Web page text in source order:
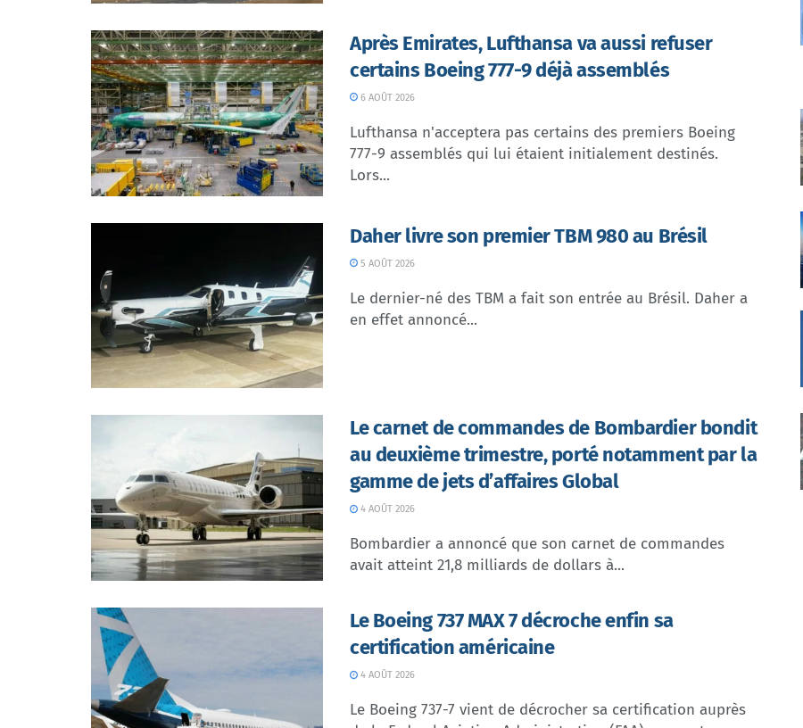
Après Emirates, Lufthansa va aussi refuser
certains Boeing 777-9 déjà assemblés
6 AOÛT 2026
Lufthansa n'acceptera pas certains des premiers Boeing
777-9 assemblés qui lui étaient initialement destinés.
Lors...
Daher livre son premier TBM 980 au Brésil
5 AOÛT 2026
Le dernier-né des TBM a fait son entrée au Brésil. Daher a
en effet annoncé...
Le carnet de commandes de Bombardier bondit
au deuxième trimestre, porté notamment par la
gamme de jets d’affaires Global
4 AOÛT 2026
Bombardier a annoncé que son carnet de commandes
avait atteint 21,8 milliards de dollars à...
Le Boeing 737 MAX 7 décroche enfin sa
certification américaine
4 AOÛT 2026
Le Boeing 737-7 vient de décrocher sa certification auprès